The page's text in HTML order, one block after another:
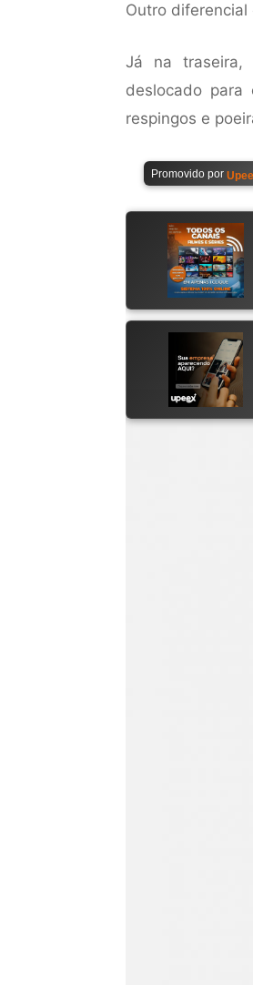
Outro
Já na traseira,
deslocado para
respingos e